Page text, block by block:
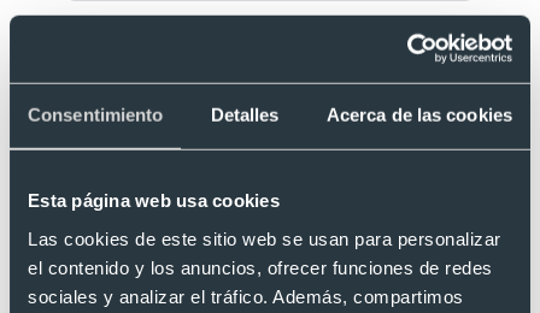
Consentimiento Detalles Acerca de las cookies
Esta página web usa cookies
Las cookies de este sitio web se usan para personalizar
el contenido y los anuncios, ofrecer funciones de redes
sociales y analizar el tráfico. Además, compartimos
Eco